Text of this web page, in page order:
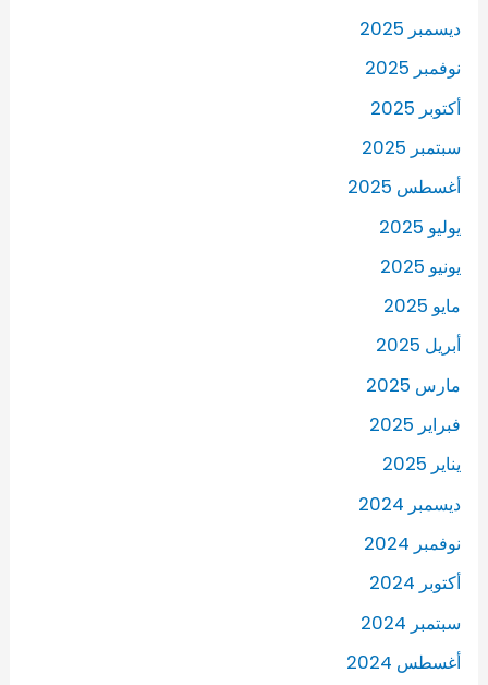
ديسمبر 2025
نوفمبر 2025
أكتوبر 2025
سبتمبر 2025
أغسطس 2025
يوليو 2025
يونيو 2025
مايو 2025
أبريل 2025
مارس 2025
فبراير 2025
يناير 2025
ديسمبر 2024
نوفمبر 2024
أكتوبر 2024
سبتمبر 2024
أغسطس 2024